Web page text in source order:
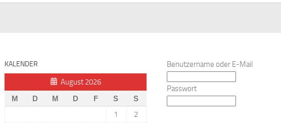
KALENDER
August 2026
M D M D F S S
1
2
Benutzername oder E-Mail
Passwort